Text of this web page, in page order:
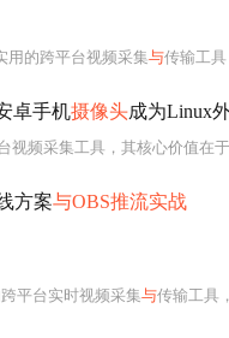
用的跨平台视频采集与传输工具，其
卓手机摄像头成为Linux
采集工具，其核心价值在于将安
方案与OBS推流实战
平台实时视频采集与传输工具，